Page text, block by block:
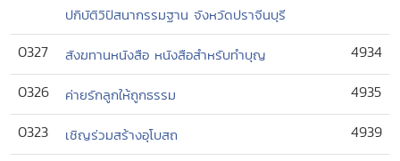
ปกิบัติวิปัสนากรรมฐาน จังหวัดปราจีนบุรี
0327 สังฆทานหนังสือ หนังสือสำหรับทำบุญ
4934
0326
ค่ายรักลูกให้ถูกธรรม
4935
0323
เชิญร่วมสร้างอุโบสถ
4939